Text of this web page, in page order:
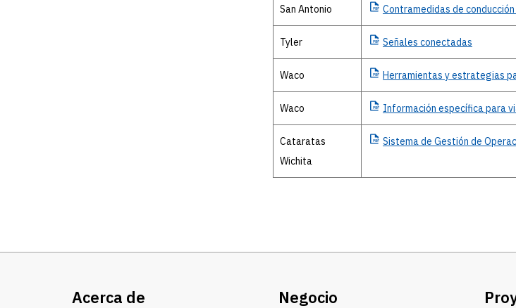
San Antonio Contramedidas de
Tyler Señales conectadas
Waco Herramientas y estrategias
Waco Información específica para
Cataratas
Wichita
Sistema de Gestión de
Acerca de Negocio